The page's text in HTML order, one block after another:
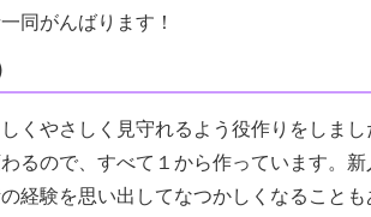
同がんばります！
くやさしく見守れるよう役作りをしま
るので、すべて１から作っています。
経験を思い出してなつかしくなること